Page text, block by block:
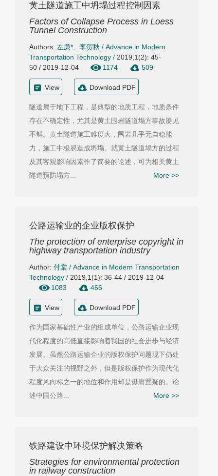
黄土隧道施工中坍塌过程控制因素
Factors of Collapse Process in Loess
Tunnel Construction
Authors: 左廉* 李贺秋 / Advance in Modern
Transportation Technology / 2019,1(2): 45-
50 / 2019-12-04
1174 509
View Download PDF
隧道属于地下工程，是典型的地质工程，地质条件
存在不确定性，尤其是黄土围岩隧道塌方事故屡见
不鲜。黄土隧道施工难度大，围岩几乎无自稳能
力，施工中极易造成坍塌。就黄土隧道塌方的过程
及其客观影响因素作了简要的论述，可为相关黄土
隧道预防塌方...
More >>
公路运输业的企业版权保护
The protection of enterprise copyright in
highway transportation industry
Author: 付棠 / Advance in Modern Transportation
Technology / 2019,1(1): 36-44 / 2019-12-04
1083
466
View Download PDF
作为国家基础性产业的组成单位，公路运输企业现
代化程度的高低直接影响着我国的社会进步与经济
发展。虽然公路运输企业的版权保护问题现下仍处
于大众关注的视野之外，但是版权保护作为现代化
程度风向标之一的地位和作用却是毋庸置疑的。论
述中国公路...
More >>
铁路建设中环境保护解决策略
Strategies for environmental protection
in railway construction